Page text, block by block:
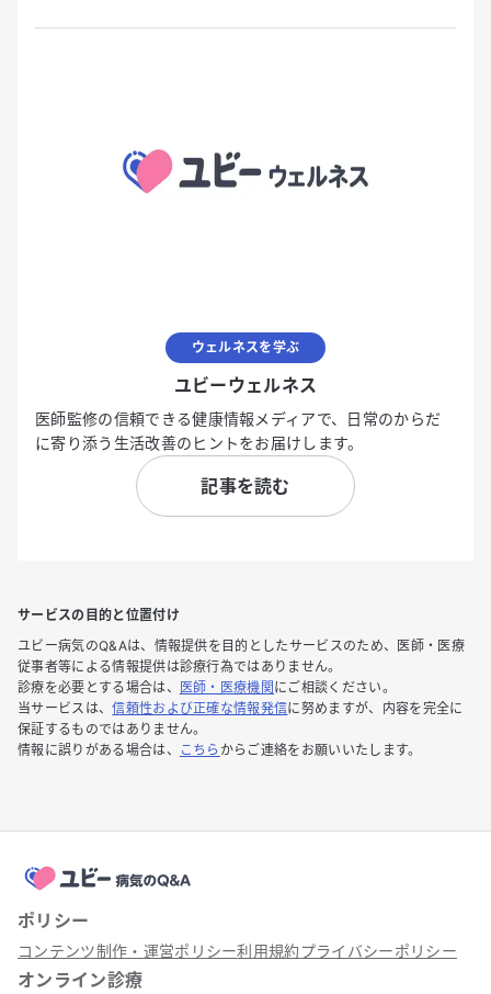
ウェルネスを学ぶ
ユビーウェルネス
医師監修の信頼できる健康情報メディアで、日常のからだ
に寄り添う生活改善のヒントをお届けします。
記事を読む
サービスの目的と位置付け
ユビー病気のQ&Aは、情報提供を目的としたサービスのため、医師・医療
従事者等による情報提供は診療行為ではありません。
診療を必要とする場合は、
医師・医療機関 にご相談ください。
当サービスは、信頼性および正確な情報発信に努めますが、内容を完全に
保証するものではありません。
情報に誤りがある場合は、
こちら からご連絡をお願いいたします。
ポリシー
コンテンツ制作・運営ポリシー利用規約プライバシーポリシー
オンライン診療